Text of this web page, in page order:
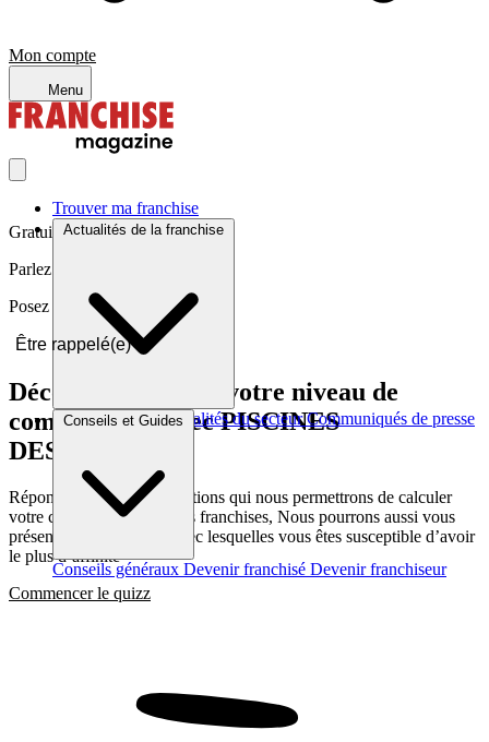
Mon compte
Menu
Trouver ma franchise
Actualités de la franchise
Brèves et actus Actualités du secteur Communiqués de presse
Conseils et Guides
Conseils généraux Devenir franchisé Devenir franchiseur
Gratuit et sans engagement
Parlez à un expert
Posez vos questions en direct.
Être rappelé(e)
Découvrez quel est votre niveau de
compatibilité avec PISCINES
DESJOYAUX
Répondez a quelques questions qui nous permettrons de calculer
votre compatibilité avec les franchises, Nous pourrons aussi vous
présenter les franchises avec lesquelles vous êtes susceptible d’avoir
le plus d’affinité
Commencer le quizz